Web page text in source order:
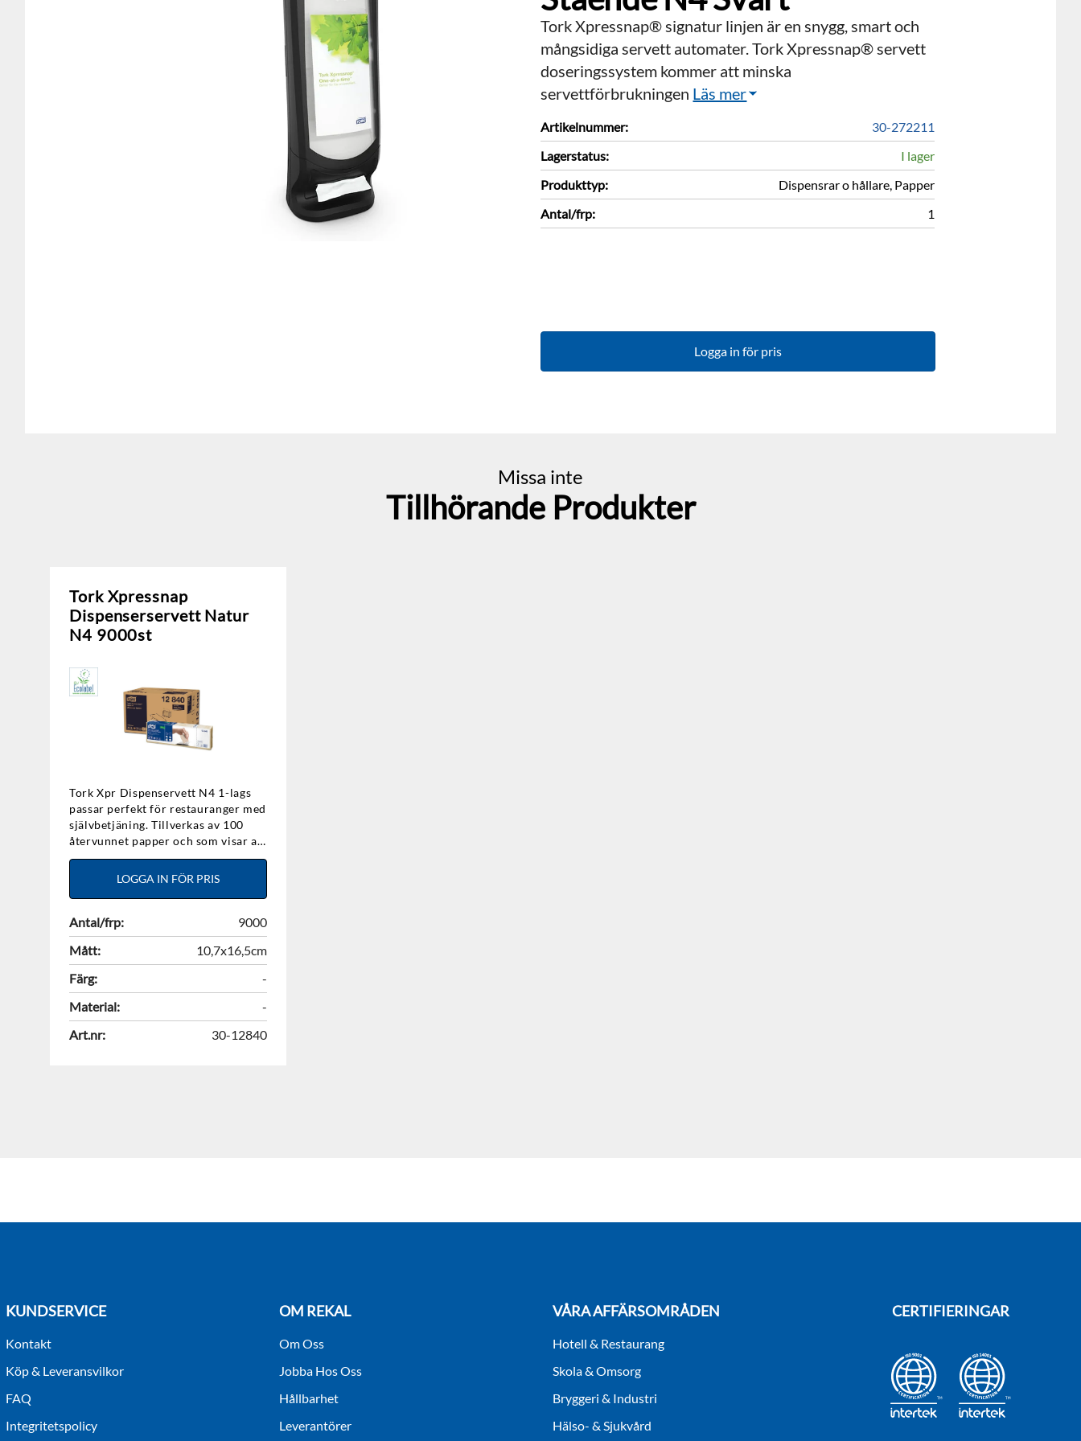
Tork Xpressnap® signatur linjen är en snygg, smart och
mångsidiga servett automater. Tork Xpressnap® servett
doseringssystem kommer att minska
servettförbrukningen Läs mer
Artikelnummer:
30-272211
Lagerstatus:
I lager
Produkttyp:
Dispensrar o hållare, Papper
Antal/frp:
1
Logga in för pris
Missa inte
Tillhörande Produkter
Tork Xpressnap
Dispenserservett Natur
N4 9000st
Tork Xpr Dispenservett N4 1-lags
passar perfekt för restauranger med
självbetjäning. Tillverkas av 100
återvunnet papper och som visar att
du värnar om miljön. 10,7x16,5cm.
LOGGA IN FÖR PRIS
Antal/frp:
9000
Mått:
10,7x16,5cm
Färg:
-
Material:
-
Art.nr:
30-12840
KUNDSERVICE
Kontakt
Köp & Leveransvilkor
FAQ
Integritetspolicy
OM REKAL
Om Oss
Jobba Hos Oss
Hållbarhet
Leverantörer
VÅRA AFFÄRSOMRÅDEN
Hotell & Restaurang
Skola & Omsorg
Bryggeri & Industri
Hälso- & Sjukvård
CERTIFIERINGAR